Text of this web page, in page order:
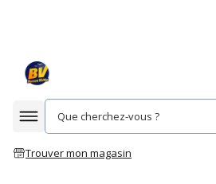
Afficher la navigation
Trouver mon magasin